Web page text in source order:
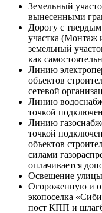
Земельный
вынесенными
Дорогу с
участка (Монтаж
земельный
как
Линию
объектов
сетевой
Линию
точкой
Линию
точкой
объектов
силами
оплачивается
Освещение улицы
Огороженную и
экопоселка
пост КПП и